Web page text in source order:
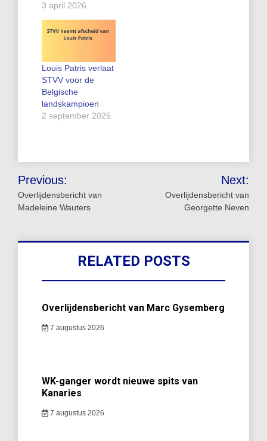
3 april 2026
Louis Patris verlaat
STVV voor de
Belgische
landskampioen
2 september 2025
Bericht
navigatie
Previous:
Overlijdensbericht van
Madeleine Wauters
Next:
Overlijdensbericht van
Georgette Neven
RELATED POSTS
Overlijdensbericht van Marc Gysemberg
7 augustus 2026
WK-ganger wordt nieuwe spits van
Kanaries
7 augustus 2026